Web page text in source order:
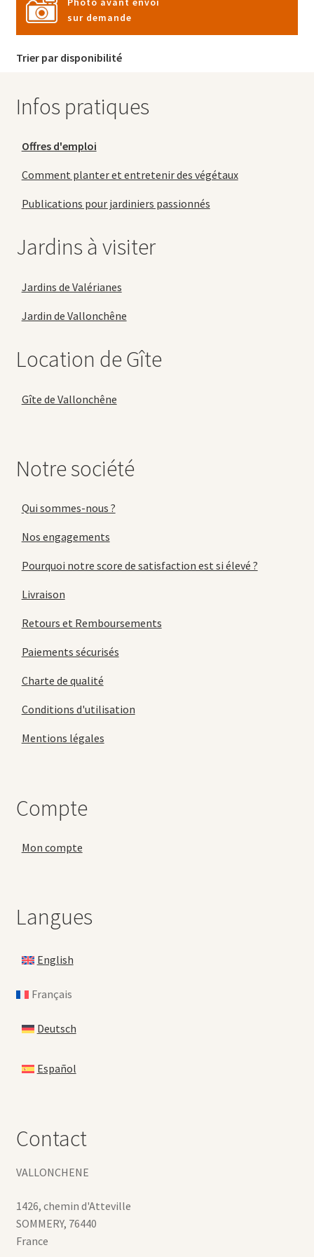
sur demande
Trier par disponibilité
Infos pratiques
Offres d'emploi
Comment planter et entretenir des végétaux
Publications pour jardiniers passionnés
Jardins à visiter
Jardins de Valérianes
Jardin de Vallonchêne
Location de Gîte
Gîte de Vallonchêne
Notre société
Qui sommes-nous ?
Nos engagements
Pourquoi notre score de satisfaction est si élevé ?
Livraison
Retours et Remboursements
Paiements sécurisés
Charte de qualité
Conditions d'utilisation
Mentions légales
Compte
Mon compte
Langues
English
Français
Deutsch
Español
Contact
VALLONCHENE
1426, chemin d'Atteville
SOMMERY, 76440
France